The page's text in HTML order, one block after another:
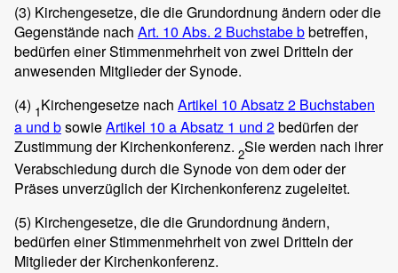
(3) Kirchengesetze, die die Grundordnung ändern oder die
Gegenstände nach Art. 10 Abs. 2 Buchstabe bbetreffen,
bedürfen einer Stimmenmehrheit von zwei Dritteln der
anwesenden Mitglieder der Synode.
(4) 1Kirchengesetze nach Artikel 10 Absatz 2 Buchstaben
a und bsowieArtikel 10 a Absatz 1 und 2bedürfen der
Zustimmung der Kirchenkonferenz. 2Sie werden nach ihrer
Verabschiedung durch die Synode von dem oder der
Präses unverzüglich der Kirchenkonferenz zugeleitet.
(5) Kirchengesetze, die die Grundordnung ändern,
bedürfen einer Stimmenmehrheit von zwei Dritteln der
Mitglieder der Kirchenkonferenz.